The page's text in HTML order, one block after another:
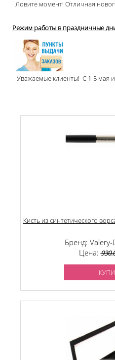
Ловите момент! Отличная
Режим работы в праздничные
Уважаемые клиенты! С 1-5 мая
Кисть из синтетического
Бренд:
Цена: